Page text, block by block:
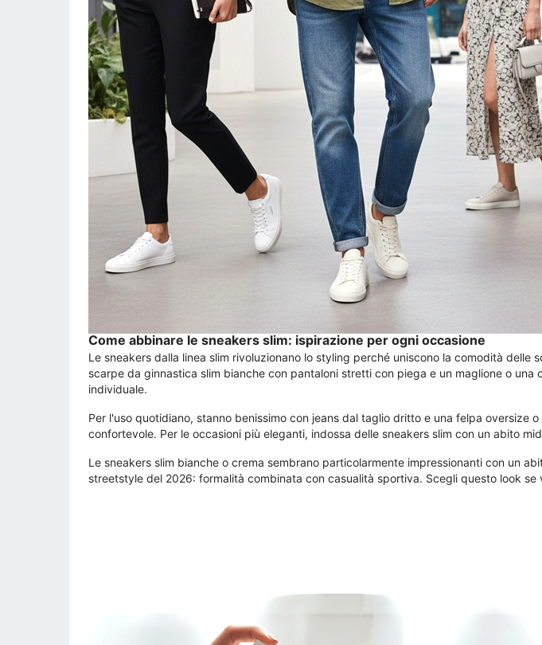
Come abbinare le sneakers slim: ispirazione per ogni occasione
Le sneakers dalla linea slim rivoluzionano lo styling perché uniscono la comodità
scarpe da ginnastica slim bianche con pantaloni stretti con piega e un maglione o
individuale.
Per l'uso quotidiano, stanno benissimo con jeans dal taglio dritto e una felpa
confortevole. Per le occasioni più eleganti, indossa delle sneakers slim con un abito
Le sneakers slim bianche o crema sembrano particolarmente impressionanti con un
streetstyle del 2026: formalità combinata con casualità sportiva. Scegli questo look se